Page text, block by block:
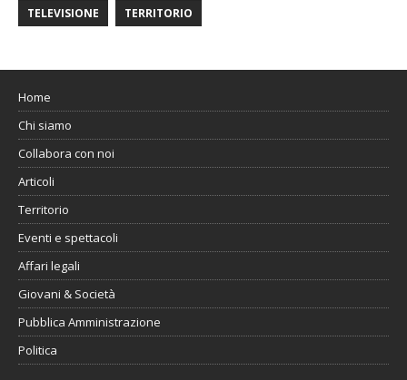
TELEVISIONE TERRITORIO
Home
Chi siamo
Collabora con noi
Articoli
Territorio
Eventi e spettacoli
Affari legali
Giovani & Società
Pubblica Amministrazione
Politica